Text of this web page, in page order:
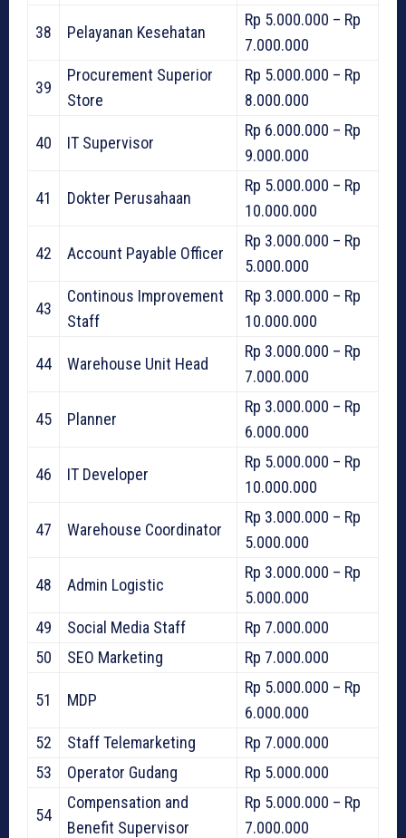
38 Pelayanan Kesehatan
Rp 5.000.000 – Rp
7.000.000
39
Procurement Superior
Store
Rp 5.000.000 – Rp
8.000.000
40 IT Supervisor
Rp 6.000.000 – Rp
9.000.000
41 Dokter Perusahaan
Rp 5.000.000 – Rp
10.000.000
42 Account Payable Officer
Rp 3.000.000 – Rp
5.000.000
43
Continous Improvement
Staff
Rp 3.000.000 – Rp
10.000.000
44 Warehouse Unit Head
Rp 3.000.000 – Rp
7.000.000
45 Planner
Rp 3.000.000 – Rp
6.000.000
46 IT Developer
Rp 5.000.000 – Rp
10.000.000
47 Warehouse Coordinator
Rp 3.000.000 – Rp
5.000.000
48 Admin Logistic
Rp 3.000.000 – Rp
5.000.000
49
Social Media Staff
Rp 7.000.000
50
SEO Marketing Rp 7.000.000
51 MDP
Rp 5.000.000 – Rp
6.000.000
52
Staff Telemarketing
Rp 7.000.000
53
Operator Gudang Rp 5.000.000
54
Compensation and
Benefit Supervisor
Rp 5.000.000 – Rp
7.000.000